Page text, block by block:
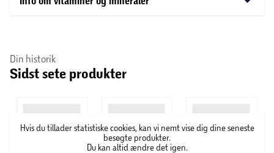
sammentrækning af ’Nutritional Power’. Virksomhedens
Din historik
Sidst sete produkter
Hvis du tillader statistiske cookies, kan vi nemt vise dig dine seneste
besøgte produkter.
Du kan altid ændre det igen.